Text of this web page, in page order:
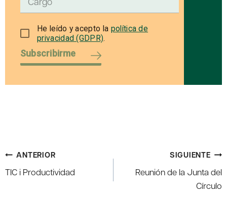
He leído y acepto la política de
privacidad (GDPR).
Subscribirme
Navegación
de
ANTERIOR
TIC i Productividad
SIGUIENTE
Reunión de la Junta del
Círculo